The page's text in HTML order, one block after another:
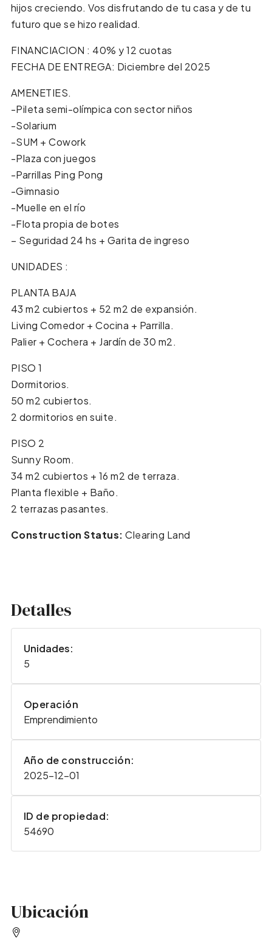
hijos creciendo. Vos disfrutando de tu casa y de tu
futuro que se hizo realidad.
FINANCIACION : 40% y 12 cuotas
FECHA DE ENTREGA: Diciembre del 2025
AMENETIES.
-Pileta semi-olímpica con sector niños
-Solarium
-SUM + Cowork
-Plaza con juegos
-Parrillas Ping Pong
-Gimnasio
-Muelle en el río
-Flota propia de botes
– Seguridad 24 hs + Garita de ingreso
UNIDADES :
PLANTA BAJA
43 m2 cubiertos + 52 m2 de expansión.
Living Comedor + Cocina + Parrilla.
Palier + Cochera + Jardín de 30 m2.
PISO 1
Dormitorios.
50 m2 cubiertos.
2 dormitorios en suite.
PISO 2
Sunny Room.
34 m2 cubiertos + 16 m2 de terraza.
Planta flexible + Baño.
2 terrazas pasantes.
Construction Status: Clearing Land
Detalles
Unidades:
5
Operación
Emprendimiento
Año de construcción:
2025-12-01
ID de propiedad:
54690
Ubicación